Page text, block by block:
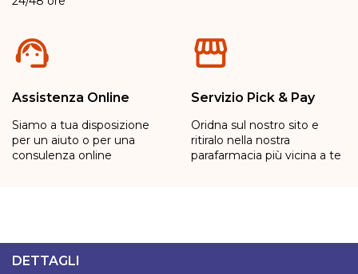
Assistenza Online
Siamo a tua disposizione
per un aiuto o per una
consulenza online
Servizio Pick & Pay
Oridna sul nostro sito e
ritiralo nella nostra
parafarmacia più vicina a te
DETTAGLI